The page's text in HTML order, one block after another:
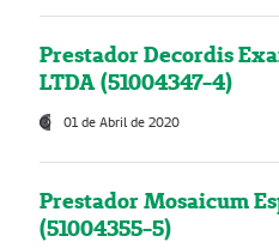
Prestador Decordis
LTDA (51004347-4)
01 de Abril de 2020
Prestador Mosaicum
(51004355-5)